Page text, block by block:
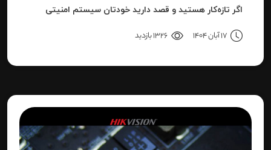
اگر تازه‌کار هستید و قصد دارید خودتان سیستم امنیتی
دقیق‌تری را بدانید، این مقاله برای شما نوشته شده است.
17 آبان 1404 1326 بازدید